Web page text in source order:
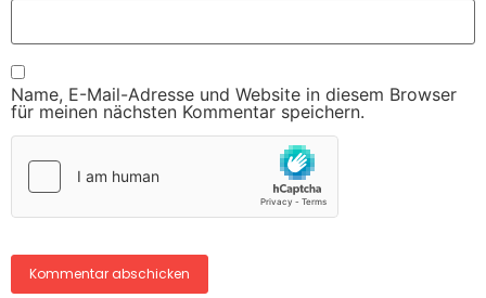
Name, E-Mail-Adresse und Website in diesem Browser
für meinen nächsten Kommentar speichern.